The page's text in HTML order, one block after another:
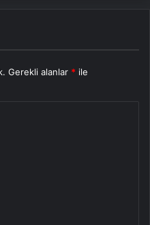
Gerekli alanlar * ile